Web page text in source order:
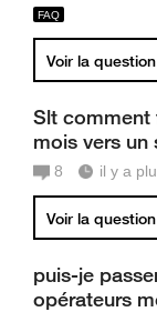
Voir la question
Slt comment
mois vers un
8 il y a
Voir la question
puis-je
opérateurs